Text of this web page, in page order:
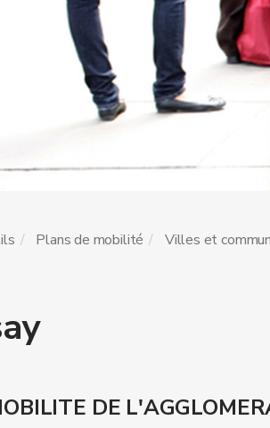
Plans de mobilité Villes et
DE